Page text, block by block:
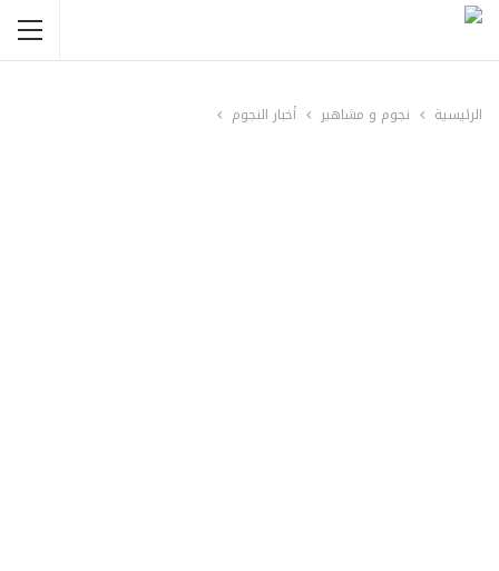
الرئيسية نجوم و مشاهير أخبار النجوم